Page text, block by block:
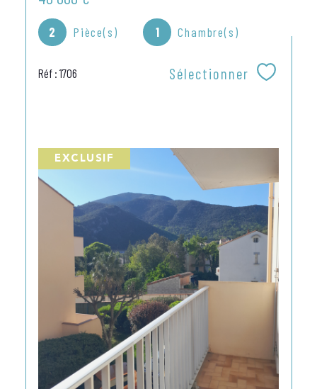
2 Pièce(s) 1 Chambre(s)
Réf : 1706 Sélectionner
EXCLUSIF